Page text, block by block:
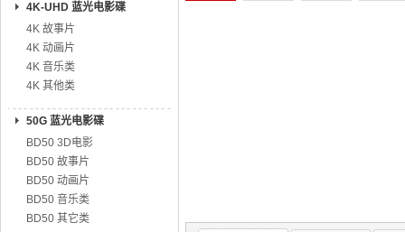
4K-UHD 蓝光电影碟
4K 故事片
4K 动画片
4K 音乐类
4K 其他类
50G 蓝光电影碟
BD50 3D电影
BD50 故事片
BD50 动画片
BD50 音乐类
BD50 其它类